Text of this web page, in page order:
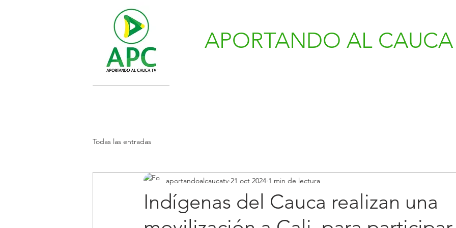
APORTANDO AL CAUCA
Todas las entradas
Indígenas del Cauca realizan una
aportandoalcaucatv 21 oct 2024 1 min de lectura